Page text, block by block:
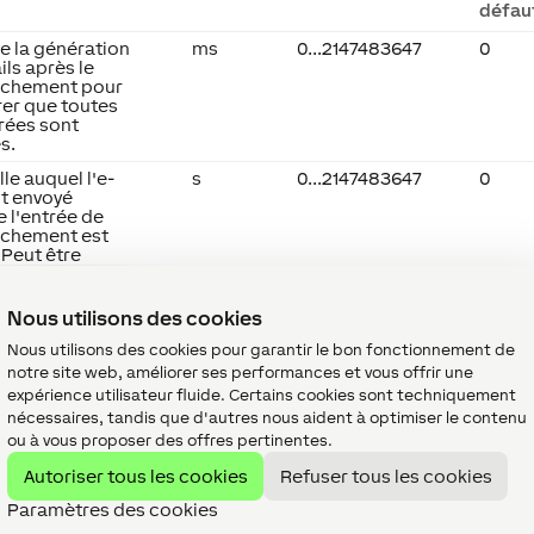
Nous utilisons des cookies
Nous utilisons des cookies pour garantir le bon fonctionnement de
notre site web, améliorer ses performances et vous offrir une
expérience utilisateur fluide. Certains cookies sont techniquement
nécessaires, tandis que d'autres nous aident à optimiser le contenu
ou à vous proposer des offres pertinentes.
Autoriser tous les cookies
Refuser tous les cookies
Paramètres des cookies
la génération
après le
pour
que toutes
sont
ms 0...2147483647 0
auquel l'e-
envoyé
l'entrée de
est
être
à l'aide des
valeurs
à intervalles
0 =
s 0...2147483647 0